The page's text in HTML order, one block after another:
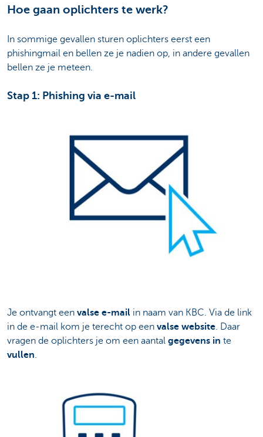
Hoe gaan oplichters te werk?
In sommige gevallen sturen oplichters eerst een
phishingmail en bellen ze je nadien op, in andere gevallen
bellen ze je meteen.
Stap 1: Phishing via e-mail
Je ontvangt een valse e-mail in naam van KBC. Via de link
in de e-mail kom je terecht op een valse website. Daar
vragen de oplichters je om een aantal gegevens in te
vullen.